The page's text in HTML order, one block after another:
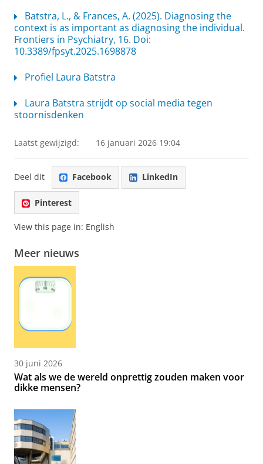
Batstra, L., & Frances, A. (2025). Diagnosing the
context is as important as diagnosing the individual.
Frontiers in Psychiatry, 16. Doi:
10.3389/fpsyt.2025.1698878
Profiel Laura Batstra
Laura Batstra strijdt op social media tegen
stoornisdenken
Laatst gewijzigd: 16 januari 2026 19:04
Deel dit Facebook LinkedIn
Pinterest
View this page in: English
Meer nieuws
30 juni 2026
Wat als we de wereld onprettig zouden maken voor
dikke mensen?